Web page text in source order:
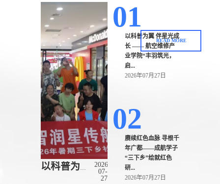
READ MORE
以科普为翼 伴星光成长 —— 航空维修产...
2026-
07-
27
01
以科普为翼 伴星光成
长 —— 航空维修产
业学院“丰羽筑光，
启...
2026年07月27日
02
赓续红色血脉 寻根千
年广都——成航学子
“三下乡”绘就红色
研...
2026年07月27日